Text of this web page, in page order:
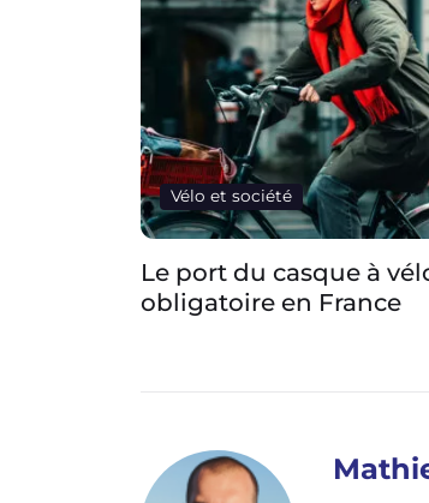
Vélo et société
L’industrie du vélo veut
vélos visibles